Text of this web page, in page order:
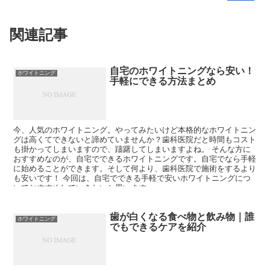
関連記事
ホワイトニング
自宅のホワイトニングなら安い！
手軽にできる方法まとめ
今、人気のホワイトニング。やってみたいけど本格的なホワイトニン
グは高くてできないと諦めていませんか？歯科医院だと時間もコスト
も掛かってしまいますので、躊躇してしまいますよね。 そんな方に
おすすめなのが、自宅でできるホワイトニングです。自宅でなら手軽
に始めることができます。そして何より、歯科医院で施術をするより
も安いです！ 今回は、自宅でできる手軽で安いホワイトニングにつ
いておすすめしていきたいと思います。
ホワイトニング
歯が白くなる食べ物と飲み物｜誰
でもできるケアを紹介